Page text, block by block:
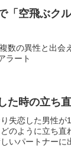
「空飛ぶク
数の異性と出会
ラート
た時の立ち
失恋した男性が
のように立ち直
いパートナーに